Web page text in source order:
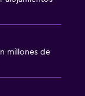
millones de